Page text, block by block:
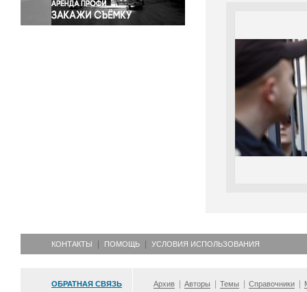
КОНТАКТЫ ПОМОЩЬ УСЛОВИЯ ИСПОЛЬЗОВАНИЯ
ОБРАТНАЯ СВЯЗЬ Архив Авторы Темы Справочники